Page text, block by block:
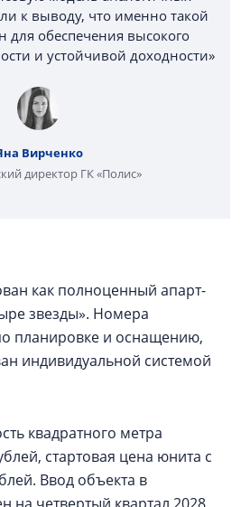
к выводу, что именно такой
для обеспечения высокого
и устойчивой доходности»
Вирченко
директор ГК «Полис»
как полноценный апарт-
звезды». Номера
планировке и оснащению,
индивидуальной системой
квадратного метра
стартовая цена юнита с
Ввод объекта в